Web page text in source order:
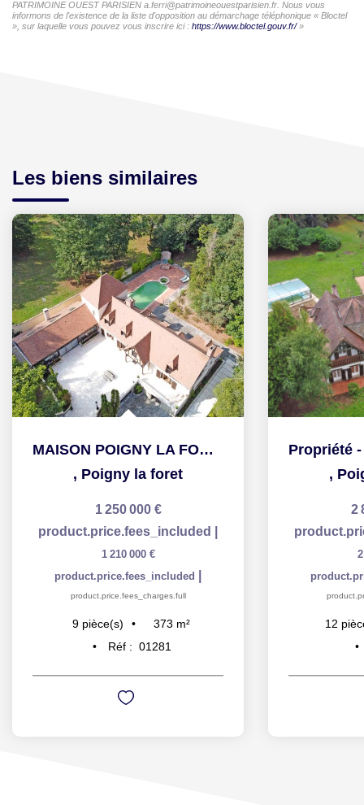
PATRIMOINE OUEST PARISIEN a.ferri@patrimoineouestparisien.fr. Nous vous
informons de l'existence de la liste d'opposition au démarchage téléphonique « Bloctel
», sur laquelle vous pouvez vous inscrire ici : https://www.bloctel.gouv.fr/»
Les biens similaires
, Poigny la foret
2 890 000 €
product.price.fees_included
2 745 500 €
product.price.fees_included
product.price.fees_charges.full
12 pièce(s)
Réf :